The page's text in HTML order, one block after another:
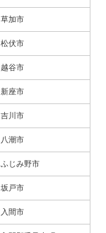
草加市
松伏市
越谷市
新座市
吉川市
八潮市
ふじみ野市
坂戸市
入間市